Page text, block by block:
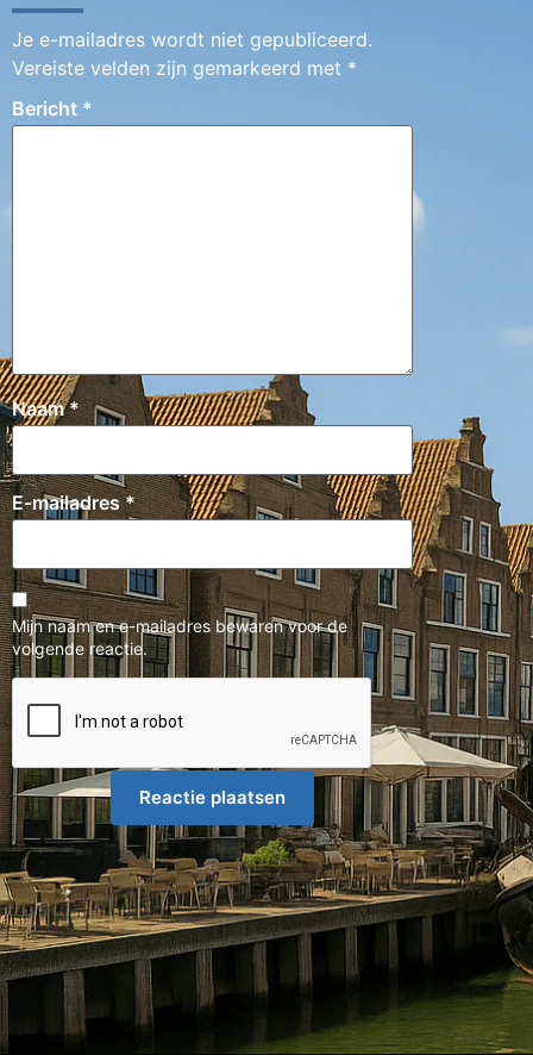
Je e-mailadres wordt niet gepubliceerd.
Vereiste velden zijn gemarkeerd met *